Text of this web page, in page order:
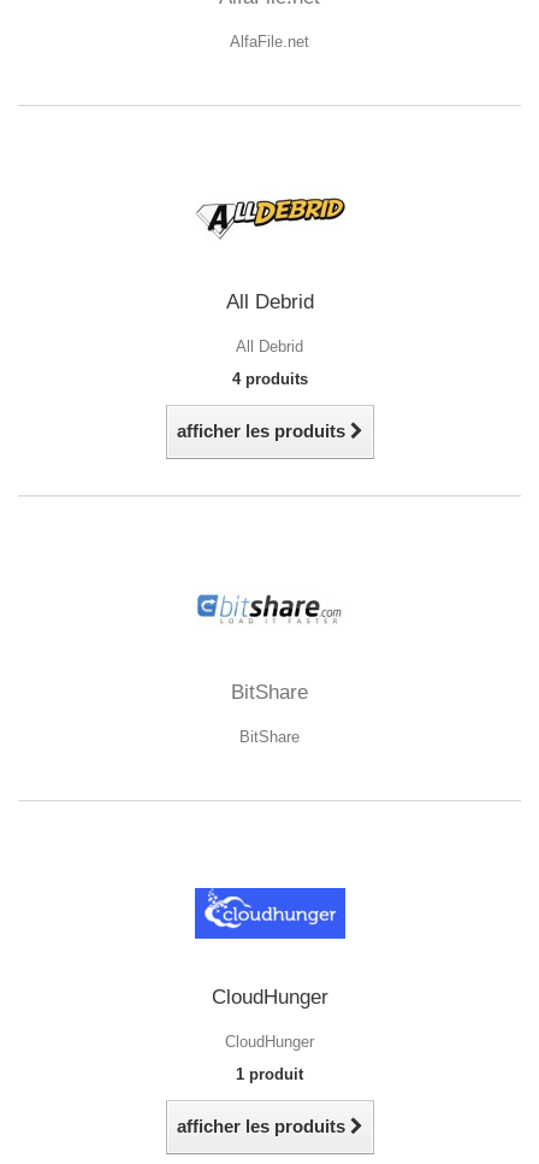
AlfaFile.net
All Debrid
All Debrid
4 produits
afficher les produits
BitShare
BitShare
CloudHunger
CloudHunger
1 produit
afficher les produits